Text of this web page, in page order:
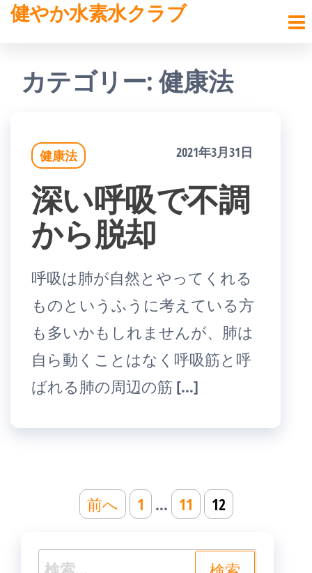
コ健やか水素水クラブ
カテゴリー:健康法
健康法 2021年3月31日
深い呼吸で不調
から脱却
呼吸は肺が自然とやってくれる
ものというふうに考えている方
も多いかもしれませんが、肺は
自ら動くことはなく呼吸筋と呼
ばれる肺の周辺の筋 […]
の
前へ 1 … 11 12
検